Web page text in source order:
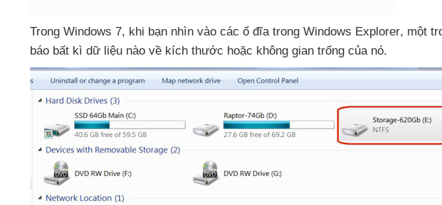
Trong Windows 7, khi bạn nhìn vào các ổ đĩa trong Windows Explorer, một
báo bất kì dữ liệu nào về kích thước hoặc không gian trống của nó.